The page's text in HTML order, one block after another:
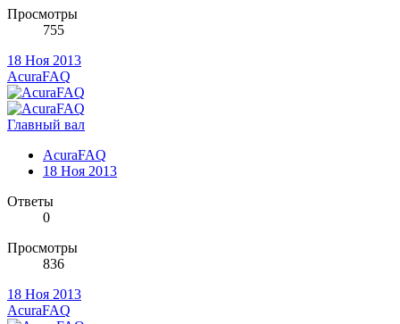
Просмотры
755
18 Ноя 2013
AcuraFAQ
Главный вал
AcuraFAQ
18 Ноя 2013
Ответы
0
Просмотры
836
18 Ноя 2013
AcuraFAQ